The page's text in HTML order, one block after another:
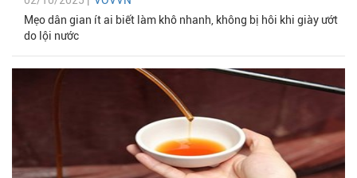
Mẹo dân gian ít ai biết làm khô nhanh, không bị hôi khi giày ướt
do lội nước